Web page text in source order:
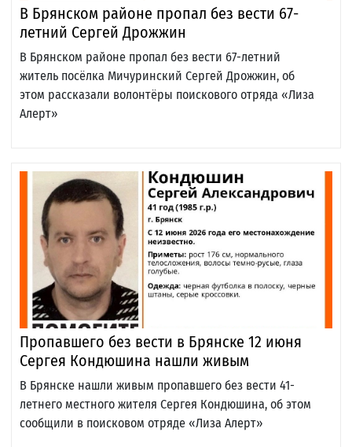
В Брянском районе пропал без вести 67-
летний Сергей Дрожжин
В Брянском районе пропал без вести 67-летний
житель посёлка Мичуринский Сергей Дрожжин, об
этом рассказали волонтёры поискового отряда «Лиза
Алерт»
Пропавшего без вести в Брянске 12 июня
Сергея Кондюшина нашли живым
В Брянске нашли живым пропавшего без вести 41-
летнего местного жителя Сергея Кондюшина, об этом
сообщили в поисковом отряде «Лиза Алерт»